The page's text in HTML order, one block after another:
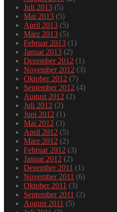
Juli 2013 (5)
Mai 2013 (5)
April 2013 (5)
März 2013 (5)
Februar 2013 (1)
Januar 2013 (2)
Dezember 2012 (1)
November 2012 (3)
Oktober 2012 (7)
September 2012 (4)
August 2012 (2)
Juli 2012 (2)
Juni 2012 (1)
Mai 2012 (3)
April 2012 (5)
März 2012 (2)
Februar 2012 (3)
Januar 2012 (2)
Dezember 2011 (1)
November 2011 (6)
Oktober 2011 (3)
September 2011 (2)
August 2011 (5)